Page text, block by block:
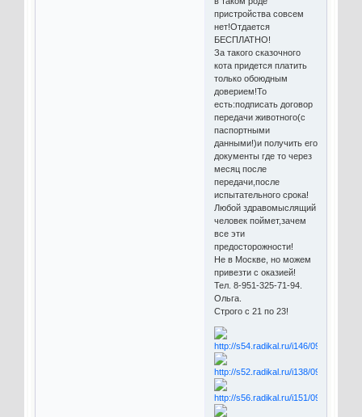
пристройства совсем
нет!Отдается
БЕСПЛАТНО!
За такого сказочного
кота придется платить
только обоюдным
доверием!То
есть:подписать договор
передачи животного(с
паспортными
данными!)и получить его
документы где то через
месяц после
передачи,после
испытательного срока!
Любой здравомыслящий
человек поймет,зачем
все эти
предосторожности!
Не в Москве, но можем
привезти с оказией!
Тел. 8-951-325-71-94.
Ольга.
Строго с 21 по 23!